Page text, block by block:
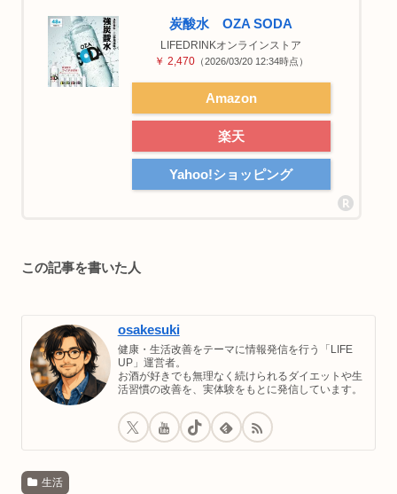
炭酸水 OZA SODA
LIFEDRINKオンラインストア
￥ 2,470（2026/03/20 12:34時点）
Amazon
楽天
Yahoo!ショッピング
この記事を書いた人
osakesuki
健康・生活改善をテーマに情報発信を行う「LIFE
UP」運営者。
お酒が好きでも無理なく続けられるダイエットや生
活習慣の改善を、実体験をもとに発信しています。
生活